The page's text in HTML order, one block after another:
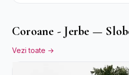
Coroane - Jerbe —
Vezi toate →